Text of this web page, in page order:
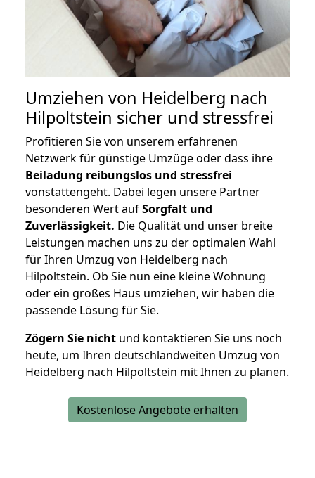
Umziehen von Heidelberg nach
Hilpoltstein sicher und stressfrei
Profitieren Sie von unserem erfahrenen
Netzwerk für günstige Umzüge oder dass ihre
Beiladung reibungslos und stressfrei
vonstattengeht. Dabei legen unsere Partner
besonderen Wert aufSorgfalt und
Zuverlässigkeit. Die Qualität und unser breite
Leistungen machen uns zu der optimalen Wahl
für Ihren Umzug von Heidelberg nach
Hilpoltstein. Ob Sie nun eine kleine Wohnung
oder ein großes Haus umziehen, wir haben die
passende Lösung für Sie.
Zögern Sie nicht und kontaktieren Sie uns noch
heute, um Ihren deutschlandweiten Umzug von
Heidelberg nach Hilpoltstein mit Ihnen zu planen.
Kostenlose Angebote erhalten